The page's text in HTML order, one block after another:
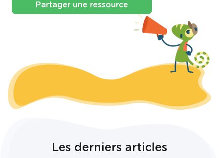
Partager une ressource
Les derniers articles